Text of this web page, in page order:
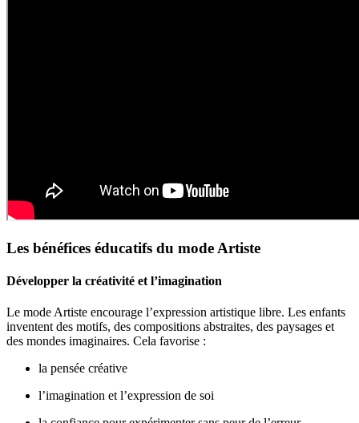
Les bénéfices éducatifs du mode Artiste
Développer la créativité et l’imagination
Le mode Artiste encourage l’expression artistique libre. Les enfants
inventent des motifs, des compositions abstraites, des paysages et
des mondes imaginaires. Cela favorise :
la pensée créative
l’imagination et l’expression de soi